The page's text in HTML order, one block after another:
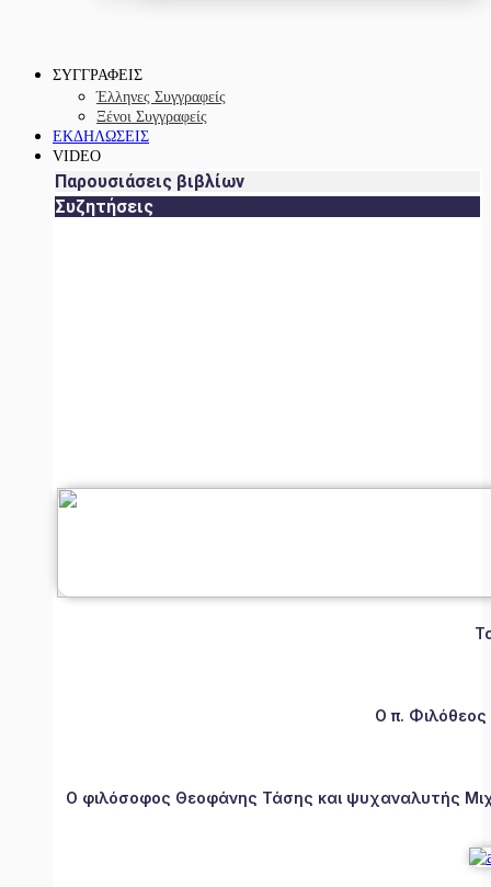
ΣΥΓΓΡΑΦΕΙΣ
Έλληνες Συγγραφείς
Ξένοι Συγγραφείς
ΕΚΔΗΛΩΣΕΙΣ
VIDEO
Παρουσιάσεις βιβλίων
Συζητήσεις
Ο π.
Ο φιλόσοφος Θεοφάνης Τάσης και ψυχαναλυτής